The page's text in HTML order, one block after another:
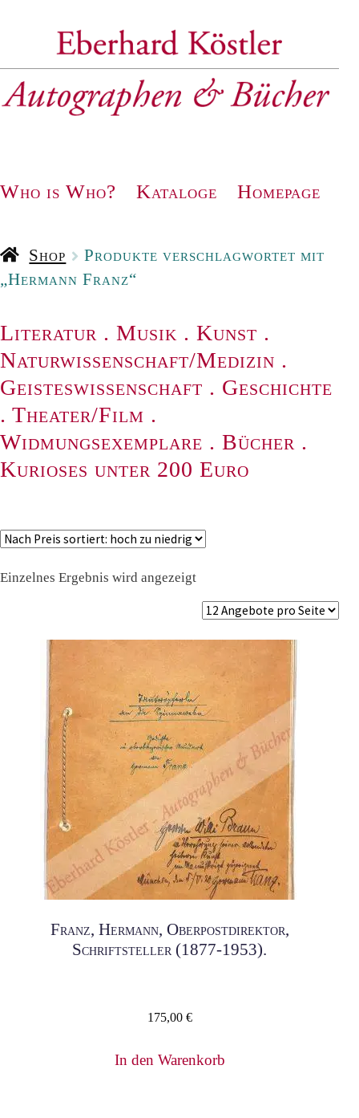
Navigation
Who is Who? Kataloge Homepage
Shop
Produkte verschlagwortet mit
„Hermann Franz“
Literatur . Musik . Kunst .
Naturwissenschaft/Medizin .
Geisteswissenschaft . Geschichte
. Theater/Film .
Widmungsexemplare . Bücher .
Kurioses unter 200 Euro
Einzelnes Ergebnis wird angezeigt
Franz, Hermann, Oberpostdirektor,
Schriftsteller (1877-1953).
175,00 €
In den Warenkorb